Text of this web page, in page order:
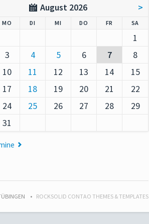
August 2026 >
MO DIENSTAG
MITTWOCH
DO NNERSTAG
FR SA
1
3 4 5 6 7
8
10 11 12 13 14
15
17 18 19 20 21
22
24 25 26 27 28
29
31
ROCKSOLID CONTAO THEMES & TEMPLATES